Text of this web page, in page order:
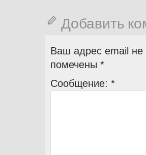
Добавить
Ваш адрес email не
помечены *
Сообщение: *